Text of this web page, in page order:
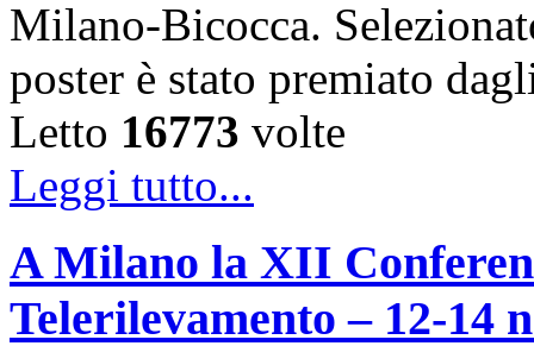
Milano-Bicocca.
poster è stato premiato
Letto 16773 volte
Leggi tutto...
A Milano la XII
Telerilevamento – 12-14